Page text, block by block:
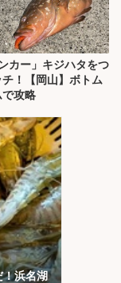
カー」キジハタをつ
！【岡山】ボトム
攻略
浜名湖